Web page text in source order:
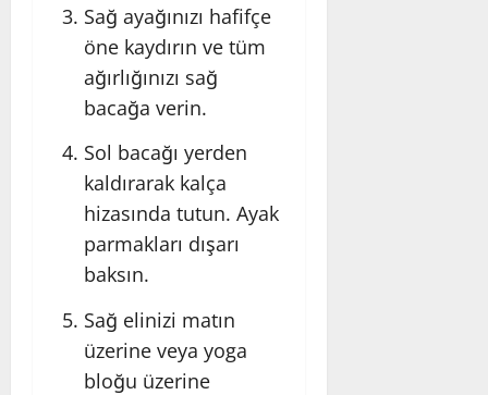
Sağ ayağınızı hafifçe
öne kaydırın ve tüm
ağırlığınızı sağ
bacağa verin.
Sol bacağı yerden
kaldırarak kalça
hizasında tutun. Ayak
parmakları dışarı
baksın.
Sağ elinizi matın
üzerine veya yoga
bloğu üzerine